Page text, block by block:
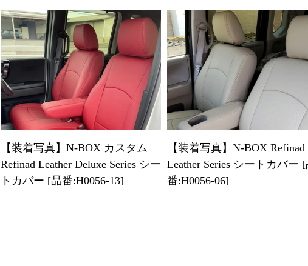
【装着写真】N-BOX カスタム
Refinad Leather Deluxe Series シー
トカバー [品番:H0056-13]
【装着写真】N-BOX Refinad
Leather Series シートカバー [
番:H0056-06]